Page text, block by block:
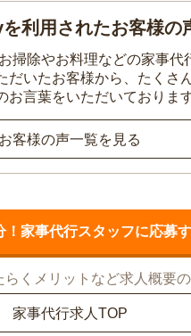
利用されたお客様の
掃除やお料理などの家事代
だいたお客様から、 たくさ
お言葉をいただいております
お客様の声一覧を見る
！家事代行スタッフに応募
らくメリットなど求人概要
家事代行求人TOP